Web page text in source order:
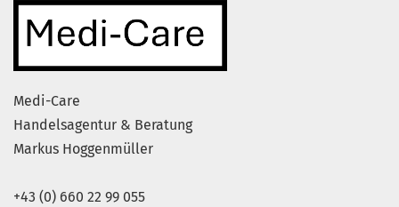
Medi-Care
Handelsagentur & Beratung
Markus Hoggenmüller
+43 (0) 660 22 99 055